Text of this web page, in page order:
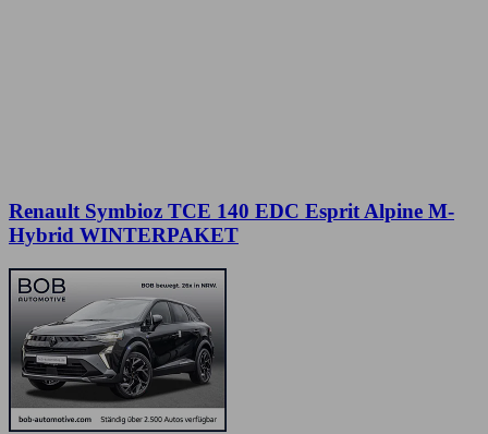
Renault Symbioz TCE 140 EDC Esprit Alpine M-
Hybrid WINTERPAKET